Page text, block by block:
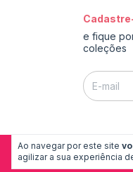
Ao navegar por este site
agilizar a sua experiência
e fique
coleções
Copyright